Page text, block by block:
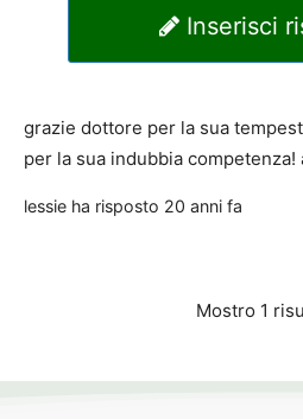
Inserisci
grazie dottore per la sua
per la sua indubbia competenza!
lessie ha risposto 20 anni fa
Mostro 1